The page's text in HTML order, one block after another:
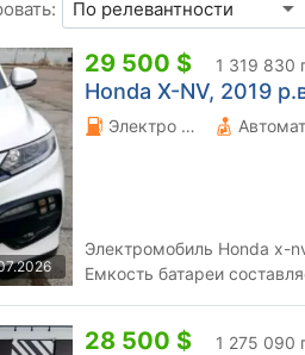
29 500 $ 1 319 830
Honda X-NV, 2019
Электро 0 л. Автомат
Электромобиль Honda x-
Емкость батареи
28 500 $ 1 275 090